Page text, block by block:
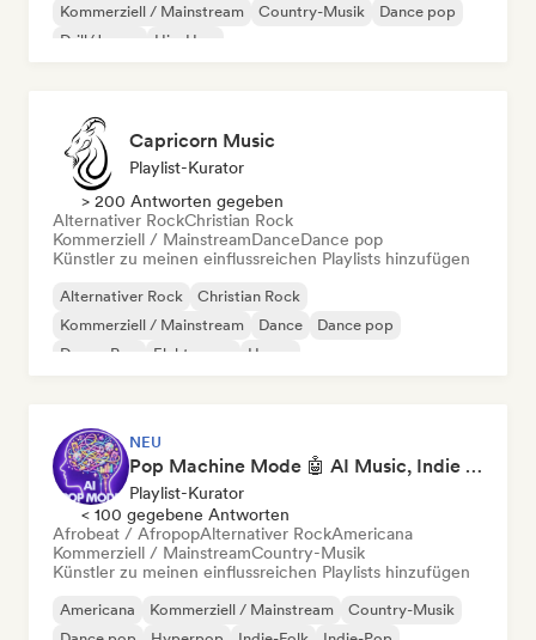
Kommerziell / Mainstream
Country-Musik
Dance pop
Drill/Jersey
Hip-Hop
Capricorn Music
Playlist-Kurator
> 200 Antworten gegeben
Alternativer RockChristian Rock
Kommerziell / MainstreamDanceDance pop
Künstler zu meinen einflussreichen Playlists hinzufügen
Alternativer Rock
Christian Rock
Kommerziell / Mainstream
Dance
Dance pop
Dream Pop
Elektropop House
NEU
Pop Machine Mode 🤖 AI Music, Indie Pop & Dream Pop
Playlist-Kurator
< 100 gegebene Antworten
Afrobeat / AfropopAlternativer RockAmericana
Kommerziell / MainstreamCountry-Musik
Künstler zu meinen einflussreichen Playlists hinzufügen
Americana Kommerziell / Mainstream
Country-Musik